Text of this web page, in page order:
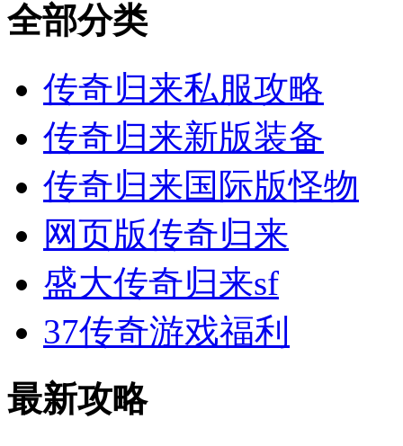
全部分类
传奇归来私服攻略
传奇归来新版装备
传奇归来国际版怪物
网页版传奇归来
盛大传奇归来sf
37传奇游戏福利
最新攻略